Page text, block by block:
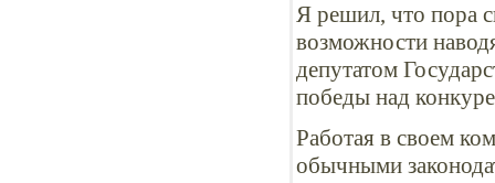
Я решил, что пора
возможности
депутатом
победы над
Работая в своем
обычными